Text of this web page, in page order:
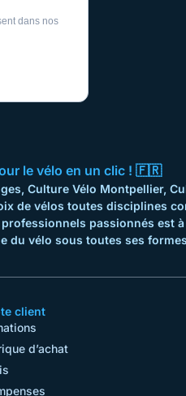
dans nos
le vélo en un clic ! 🇫🇷
Culture Vélo Montpellier,
de vélos toutes disciplines
passionnés est
du vélo sous toutes ses
client
d’achat